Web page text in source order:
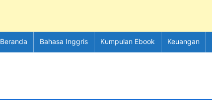
Beranda Bahasa Inggris Kumpulan Ebook Keuangan